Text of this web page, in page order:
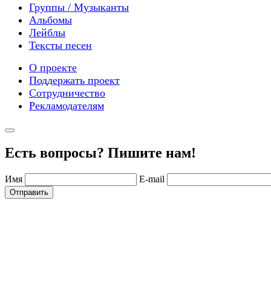
Группы / Музыканты
Альбомы
Лейблы
Тексты песен
О проекте
Поддержать проект
Сотрудничество
Рекламодателям
Есть вопросы? Пишите нам!
Имя E-mail